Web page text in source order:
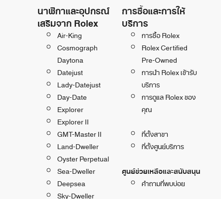
นาฬิกาและอุปกรณ์
เสริมจาก Rolex
Air-King
Cosmograph
Daytona
Datejust
Lady-Datejust
Day-Date
Explorer
Explorer II
GMT-Master II
Land-Dweller
Oyster Perpetual
Sea-Dweller
Deepsea
Sky-Dweller
การซื้อและการให้
บริการ
การซื้อ Rolex
Rolex Certified
Pre-Owned
การนำ Rolex เข้ารับ
บริการ
การดูแล Rolex ของ
คุณ
ที่ตั้งสาขา
ที่ตั้งศูนย์บริการ
ศูนย์ช่วยเหลือและสนับสนุน
คำถามที่พบบ่อย